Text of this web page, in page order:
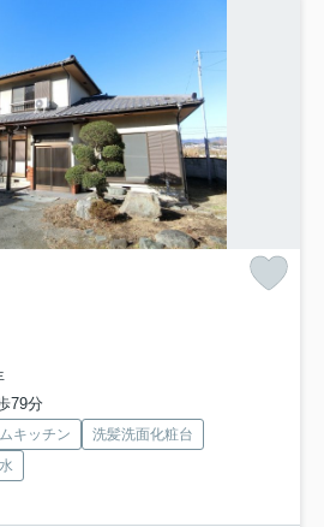
79分
キッチン
洗髪洗面化粧台